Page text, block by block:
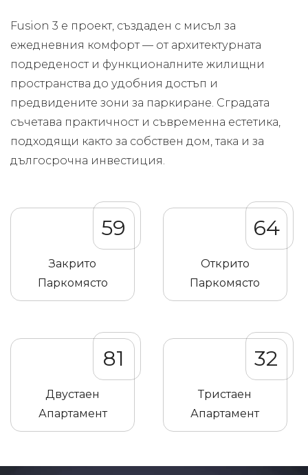
Fusion 3 е проект, създаден с мисъл за
ежедневния комфорт — от архитектурната
подреденост и функционалните жилищни
пространства до удобния достъп и
предвидените зони за паркиране. Сградата
съчетава практичност и съвременна естетика,
подходящи както за собствен дом, така и за
дългосрочна инвестиция.
59
Закрито
Паркомясто
64
Открито
Паркомясто
81
Двустаен
Апартамент
32
Тристаен
Апартамент